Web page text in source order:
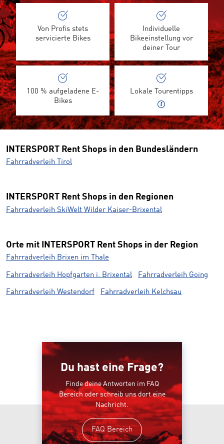
Von Profis stets
servicierte Bikes
Individuelle
Bikeeinstellung vor
deiner Tour
100 % aufgeladene E-
Bikes
Lokale Tourentipps
INTERSPORT Rent Shops in den Bundesländern
Fahrradverleih Tirol
INTERSPORT Rent Shops in den Regionen
Fahrradverleih SkiWelt Wilder Kaiser-Brixental
Orte mit INTERSPORT Rent Shops in der Region
Fahrradverleih Brixen im Thale
Fahrradverleih Hopfgarten i. Brixental Fahrradverleih Going
Fahrradverleih Westendorf Fahrradverleih Kelchsau
Du hast eine Frage?
Finde deine Antworten im FAQ
Bereich oder schreib uns dort eine
Nachricht.
FAQ Bereich